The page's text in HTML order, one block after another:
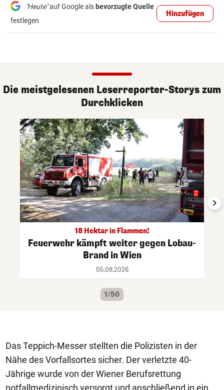
"Heute"auf Google als bevorzugte Quelle
festlegen
Hinzufügen
Die meistgelesenen Leserreporter-Storys zum
Durchklicken
18 Hektar in Flammen!
Feuerwehr kämpft weiter gegen Lobau-
Brand in Wien
05.08.2026
1/50
Das Teppich-Messer stellten die Polizisten in der
Nähe des Vorfallsortes sicher. Der verletzte 40-
Jährige wurde von der Wiener Berufsrettung
notfallmedizinisch versorgt und anschließend in ein